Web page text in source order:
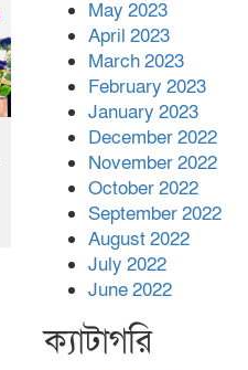
May 2023
April 2023
March 2023
February 2023
January 2023
December 2022
November 2022
October 2022
September 2022
August 2022
July 2022
June 2022
ক্যাটাগরি